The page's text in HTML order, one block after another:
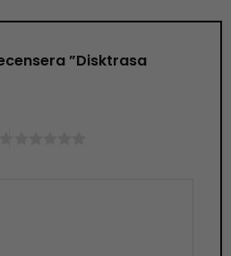
”Disktrasa